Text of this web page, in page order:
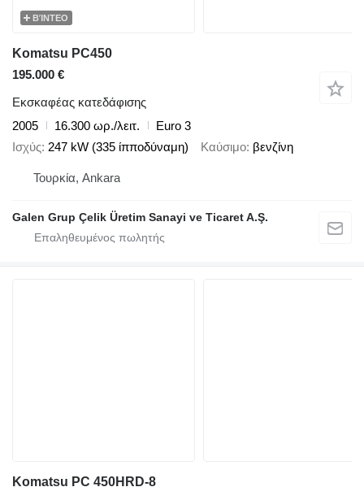
ΒΊΝΤΕΟ
Komatsu PC450
195.000 €
Εκσκαφέας κατεδάφισης
2005
16.300 ωρ./λειτ.
Euro 3
Ισχύς 247 kW (335 ίπποδύναμη) Καύσιμο βενζίνη
Τουρκία, Ankara
Galen Grup Çelik Üretim Sanayi ve Ticaret A.Ş.
Komatsu PC 450HRD-8